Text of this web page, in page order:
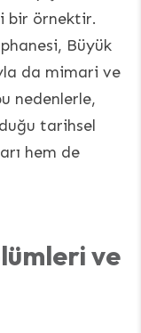
bir örnektir.
Büyük
da mimari ve
nedenlerle,
tarihsel
hem de
ve